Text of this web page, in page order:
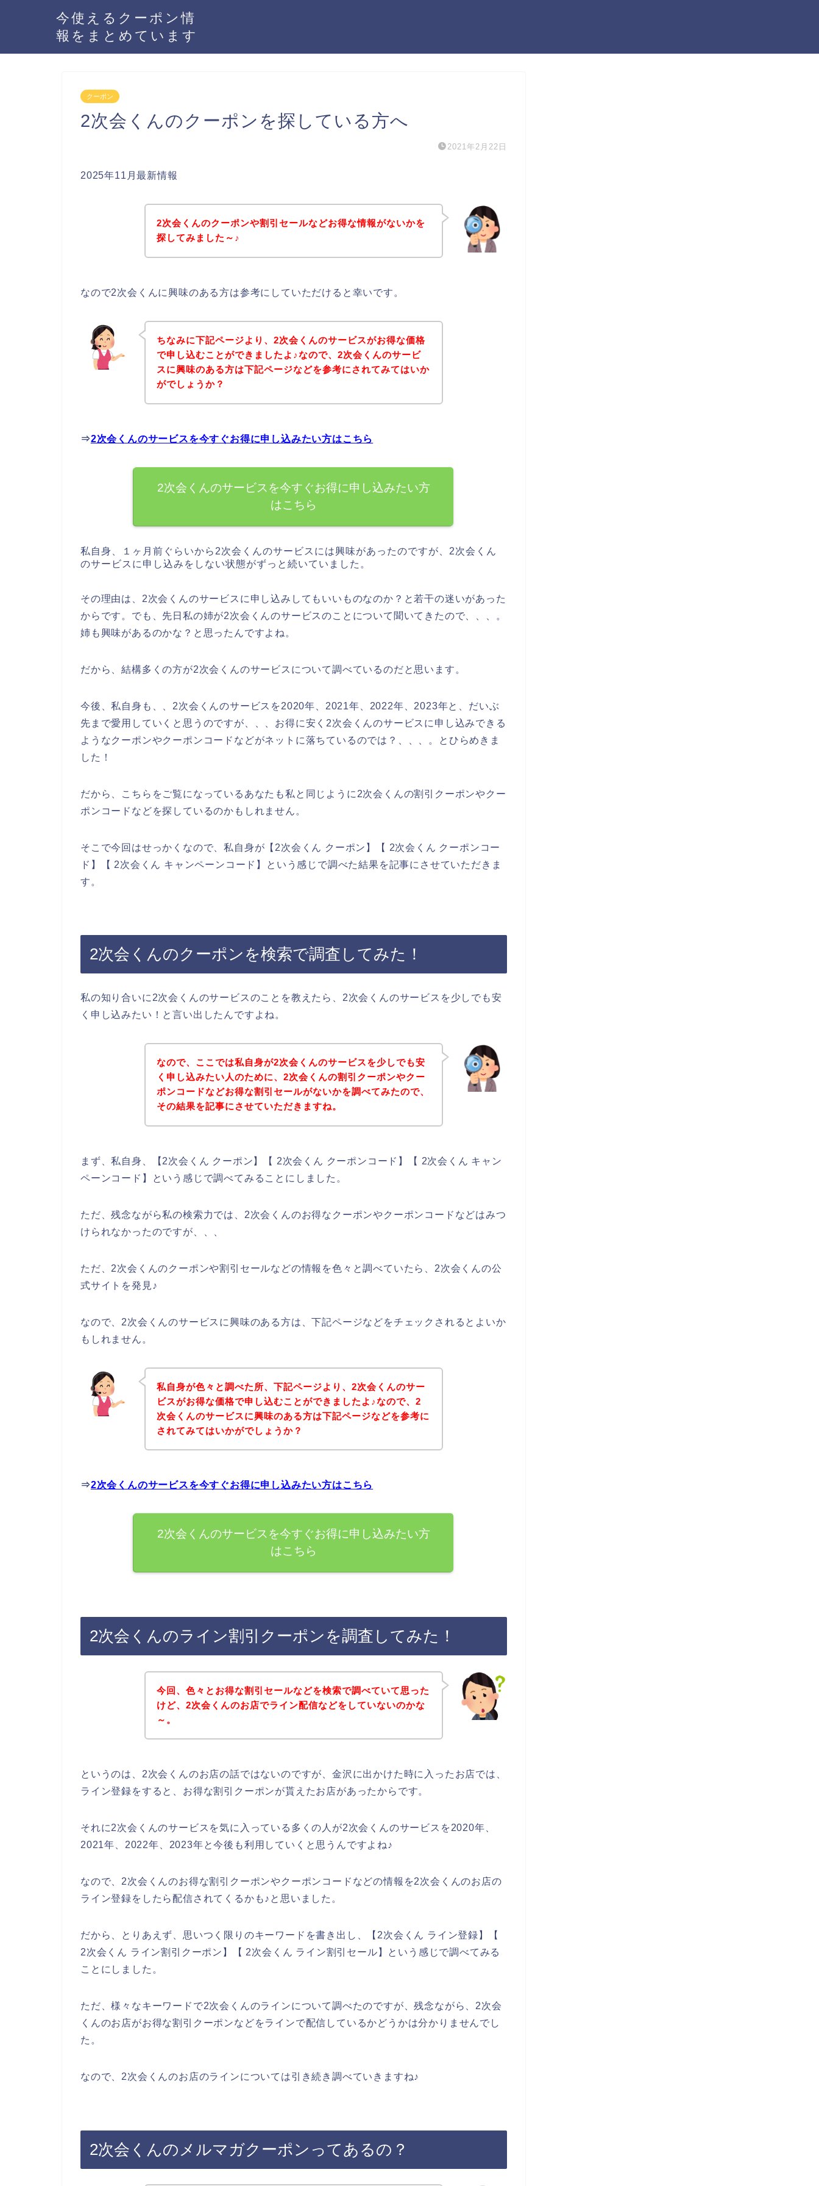
今使えるクーポン情
報をまとめています
クーポン
2次会くんのクーポンを探している方へ
2021年2月22日
2025年11月最新情報
2次会くんのクーポンや割引セールなどお得な情報がないかを
探してみました～♪
なので2次会くんに興味のある方は参考にしていただけると幸いです。
ちなみに下記ページより、2次会くんのサービスがお得な価格
で申し込むことができましたよ♪なので、2次会くんのサービ
スに興味のある方は下記ページなどを参考にされてみてはいか
がでしょうか？
⇒2次会くんのサービスを今すぐお得に申し込みたい方はこちら
2次会くんのサービスを今すぐお得に申し込みたい方
はこちら
私自身、１ヶ月前ぐらいから2次会くんのサービスには興味があったのですが、2次会くん
のサービスに申し込みをしない状態がずっと続いていました。
その理由は、2次会くんのサービスに申し込みしてもいいものなのか？と若干の迷いがあった
からです。でも、先日私の姉が2次会くんのサービスのことについて聞いてきたので、、、。
姉も興味があるのかな？と思ったんですよね。
だから、結構多くの方が2次会くんのサービスについて調べているのだと思います。
今後、私自身も、、2次会くんのサービスを2020年、2021年、2022年、2023年と、だいぶ
先まで愛用していくと思うのですが、、、お得に安く2次会くんのサービスに申し込みできる
ようなクーポンやクーポンコードなどがネットに落ちているのでは？、、、。とひらめきま
した！
だから、こちらをご覧になっているあなたも私と同じように2次会くんの割引クーポンやクー
ポンコードなどを探しているのかもしれません。
そこで今回はせっかくなので、私自身が【2次会くん クーポン】【 2次会くん クーポンコー
ド】【 2次会くん キャンペーンコード】という感じで調べた結果を記事にさせていただきま
す。
2次会くんのクーポンを検索で調査してみた！
私の知り合いに2次会くんのサービスのことを教えたら、2次会くんのサービスを少しでも安
く申し込みたい！と言い出したんですよね。
なので、ここでは私自身が2次会くんのサービスを少しでも安
く申し込みたい人のために、2次会くんの割引クーポンやクー
ポンコードなどお得な割引セールがないかを調べてみたので、
その結果を記事にさせていただきますね。
まず、私自身、【2次会くん クーポン】【 2次会くん クーポンコード】【 2次会くん キャン
ペーンコード】という感じで調べてみることにしました。
ただ、残念ながら私の検索力では、2次会くんのお得なクーポンやクーポンコードなどはみつ
けられなかったのですが、、、
ただ、2次会くんのクーポンや割引セールなどの情報を色々と調べていたら、2次会くんの公
式サイトを発見♪
なので、2次会くんのサービスに興味のある方は、下記ページなどをチェックされるとよいか
もしれません。
私自身が色々と調べた所、下記ページより、2次会くんのサー
ビスがお得な価格で申し込むことができましたよ♪なので、2
次会くんのサービスに興味のある方は下記ページなどを参考に
されてみてはいかがでしょうか？
⇒2次会くんのサービスを今すぐお得に申し込みたい方はこちら
2次会くんのサービスを今すぐお得に申し込みたい方
はこちら
2次会くんのライン割引クーポンを調査してみた！
今回、色々とお得な割引セールなどを検索で調べていて思った
けど、2次会くんのお店でライン配信などをしていないのかな
～。
というのは、2次会くんのお店の話ではないのですが、金沢に出かけた時に入ったお店では、
ライン登録をすると、お得な割引クーポンが貰えたお店があったからです。
それに2次会くんのサービスを気に入っている多くの人が2次会くんのサービスを2020年、
2021年、2022年、2023年と今後も利用していくと思うんですよね♪
なので、2次会くんのお得な割引クーポンやクーポンコードなどの情報を2次会くんのお店の
ライン登録をしたら配信されてくるかも♪と思いました。
だから、とりあえず、思いつく限りのキーワードを書き出し、【2次会くん ライン登録】【
2次会くん ライン割引クーポン】【 2次会くん ライン割引セール】という感じで調べてみる
ことにしました。
ただ、様々なキーワードで2次会くんのラインについて調べたのですが、残念ながら、2次会
くんのお店がお得な割引クーポンなどをラインで配信しているかどうかは分かりませんでし
た。
なので、2次会くんのお店のラインについては引き続き調べていきますね♪
2次会くんのメルマガクーポンってあるの？